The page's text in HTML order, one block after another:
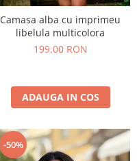
Camasa alba cu imprimeu
libelula multicolora
199,00 RON
ADAUGA IN COS
-50%